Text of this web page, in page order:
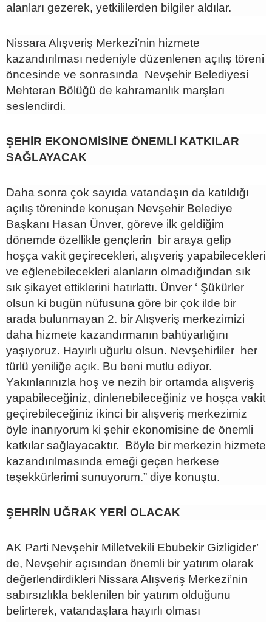
alanları gezerek, yetkililerden bilgiler aldılar.
Nissara Alışveriş Merkezi’nin hizmete
kazandırılması nedeniyle düzenlenen açılış töreni
öncesinde ve sonrasında Nevşehir Belediyesi
Mehteran Bölüğü de kahramanlık marşları
seslendirdi.
ŞEHİR EKONOMİSİNE ÖNEMLİ KATKILAR
SAĞLAYACAK
Daha sonra çok sayıda vatandaşın da katıldığı
açılış töreninde konuşan Nevşehir Belediye
Başkanı Hasan Ünver, göreve ilk geldiğim
dönemde özellikle gençlerin bir araya gelip
hoşça vakit geçirecekleri, alışveriş yapabilecekleri
ve eğlenebilecekleri alanların olmadığından sık
sık şikayet ettiklerini hatırlattı. Ünver ‘ Şükürler
olsun ki bugün nüfusuna göre bir çok ilde bir
arada bulunmayan 2. bir Alışveriş merkezimizi
daha hizmete kazandırmanın bahtiyarlığını
yaşıyoruz. Hayırlı uğurlu olsun. Nevşehirliler her
türlü yeniliğe açık. Bu beni mutlu ediyor.
Yakınlarınızla hoş ve nezih bir ortamda alışveriş
yapabileceğiniz, dinlenebileceğiniz ve hoşça vakit
geçirebileceğiniz ikinci bir alışveriş merkezimiz
öyle inanıyorum ki şehir ekonomisine de önemli
katkılar sağlayacaktır. Böyle bir merkezin hizmete
kazandırılmasında emeği geçen herkese
teşekkürlerimi sunuyorum.” diye konuştu.
ŞEHRİN UĞRAK YERİ OLACAK
AK Parti Nevşehir Milletvekili Ebubekir Gizligider’
de, Nevşehir açısından önemli bir yatırım olarak
değerlendirdikleri Nissara Alışveriş Merkezi’nin
sabırsızlıkla beklenilen bir yatırım olduğunu
belirterek, vatandaşlara hayırlı olması